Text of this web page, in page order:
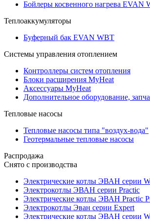
Бойлеры косвенного нагрева EVAN
Теплоаккумуляторы
Буферный бак EVAN WBT
Системы управления отоплением
Контроллеры систем отопления
Блоки расширения MyHeat
Аксессуары MyHeat
Дополнительное оборудование,
Тепловые насосы
Тепловые насосы типа "воздух-вода"
Геотермальные тепловые насосы
Распродажа
Снято с производства
Электрические котлы ЭВАН серии
Электрокотлы ЭВАН серии Practic
Электрические котлы ЭВАН Practic
Электрокотлы Эван серии Expert
Электрические котлы ЭВАН серии